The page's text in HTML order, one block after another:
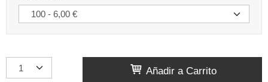
Añadir a Carrito